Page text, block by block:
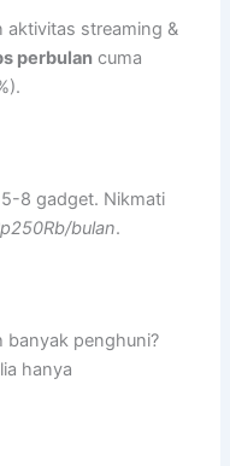
aktivitas streaming &
perbulan cuma
8 gadget. Nikmati
bulan.
banyak penghuni?
hanya